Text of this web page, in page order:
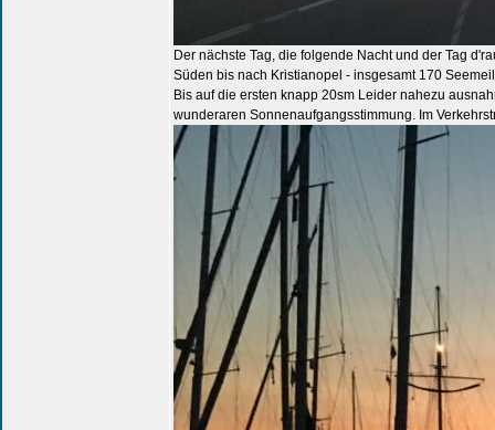
Der nächste Tag, die folgende Nacht und der Tag
Süden bis nach Kristianopel - insgesamt 170
Bis auf die ersten knapp 20sm Leider nahezu
wunderaren Sonnenaufgangsstimmung. Im